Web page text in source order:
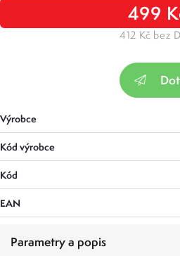
499
412 Kč bez
Výrobce
Kód výrobce
Kód
EAN
Parametry a popis